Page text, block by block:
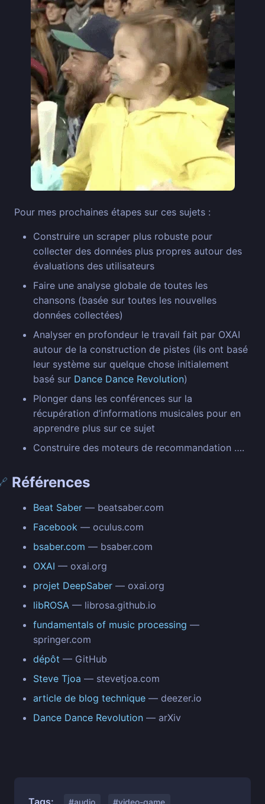
Pour mes prochaines étapes sur ces sujets :
Construire un scraper plus robuste pour
collecter des données plus propres autour des
évaluations des utilisateurs
Faire une analyse globale de toutes les
chansons (basée sur toutes les nouvelles
données collectées)
Analyser en profondeur le travail fait par OXAI
autour de la construction de pistes (ils ont basé
leur système sur quelque chose initialement
basé sur Dance Dance Revolution)
Plonger dans les conférences sur la
récupération d’informations musicales pour en
apprendre plus sur ce sujet
Construire des moteurs de recommandation ….
Références
Beat Saber — beatsaber.com
Facebook — oculus.com
bsaber.com — bsaber.com
OXAI — oxai.org
projet DeepSaber — oxai.org
libROSA — librosa.github.io
fundamentals of music processing —
springer.com
dépôt — GitHub
Steve Tjoa — stevetjoa.com
article de blog technique — deezer.io
Dance Dance Revolution — arXiv